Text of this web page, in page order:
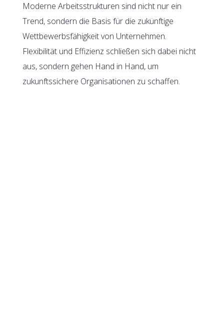
Moderne Arbeitsstrukturen sind nicht nur ein
Trend, sondern die Basis für die zukünftige
Wettbewerbsfähigkeit von Unternehmen.
Flexibilität und Effizienz schließen sich dabei nicht
aus, sondern gehen Hand in Hand, um
zukunftssichere Organisationen zu schaffen.